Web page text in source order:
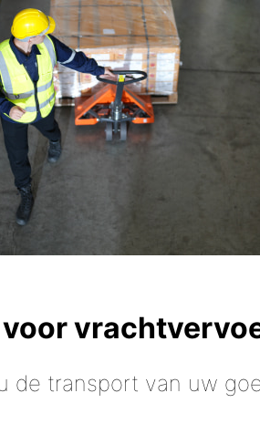
de transport van uw